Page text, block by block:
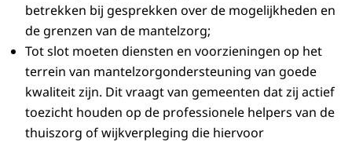
betrekken bij gesprekken over de mogelijkheden en
de grenzen van de mantelzorg;
Tot slot moeten diensten en voorzieningen op het
terrein van mantelzorgondersteuning van goede
kwaliteit zijn. Dit vraagt van gemeenten dat zij actief
toezicht houden op de professionele helpers van de
thuiszorg of wijkverpleging die hiervoor